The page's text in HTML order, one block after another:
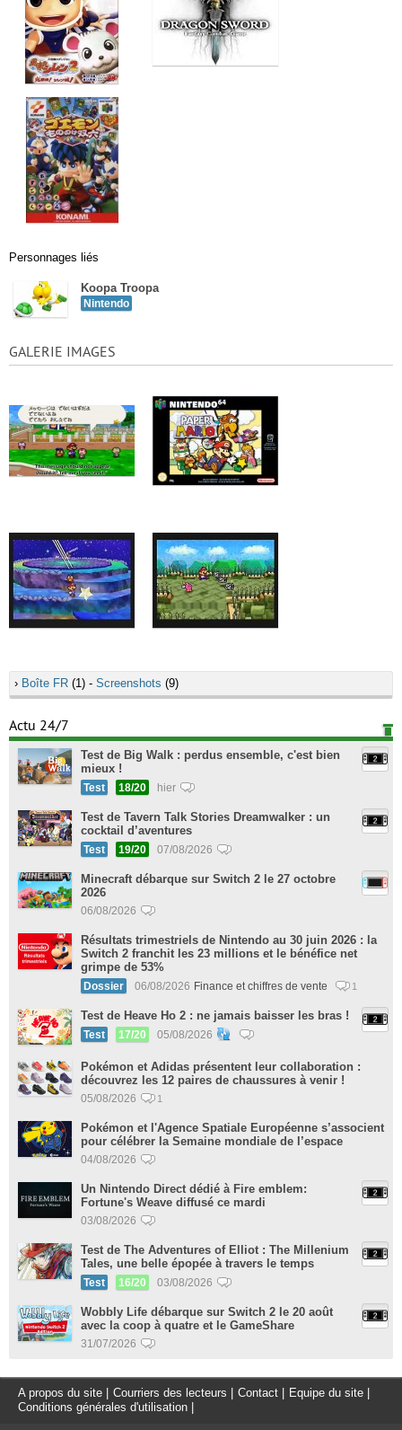
Personnages liés
Koopa Troopa
Nintendo
GALERIE IMAGES
› Boîte FR (1) - Screenshots (9)
Actu 24/7
Test de Big Walk : perdus ensemble, c'est bien
mieux !
Test 18/20 hier
Test de Tavern Talk Stories Dreamwalker : un
cocktail d’aventures
Test 19/20 07/08/2026
Minecraft débarque sur Switch 2 le 27 octobre
2026
06/08/2026
Résultats trimestriels de Nintendo au 30 juin 2026 : la
Switch 2 franchit les 23 millions et le bénéfice net
grimpe de 53%
Dossier 06/08/2026 Finance et chiffres de vente 1
Test de Heave Ho 2 : ne jamais baisser les bras !
Test 17/20 05/08/2026
Pokémon et Adidas présentent leur collaboration :
découvrez les 12 paires de chaussures à venir !
05/08/2026 1
Pokémon et l'Agence Spatiale Européenne s’associent
pour célébrer la Semaine mondiale de l’espace
04/08/2026
Un Nintendo Direct dédié à Fire emblem:
Fortune's Weave diffusé ce mardi
03/08/2026
Test de The Adventures of Elliot : The Millenium
Tales, une belle épopée à travers le temps
Test 16/20 03/08/2026
Wobbly Life débarque sur Switch 2 le 20 août
avec la coop à quatre et le GameShare
31/07/2026
A propos du site Courriers des lecteurs Contact Equipe du site
Conditions générales d'utilisation